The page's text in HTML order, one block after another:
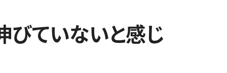
びていないと感じ